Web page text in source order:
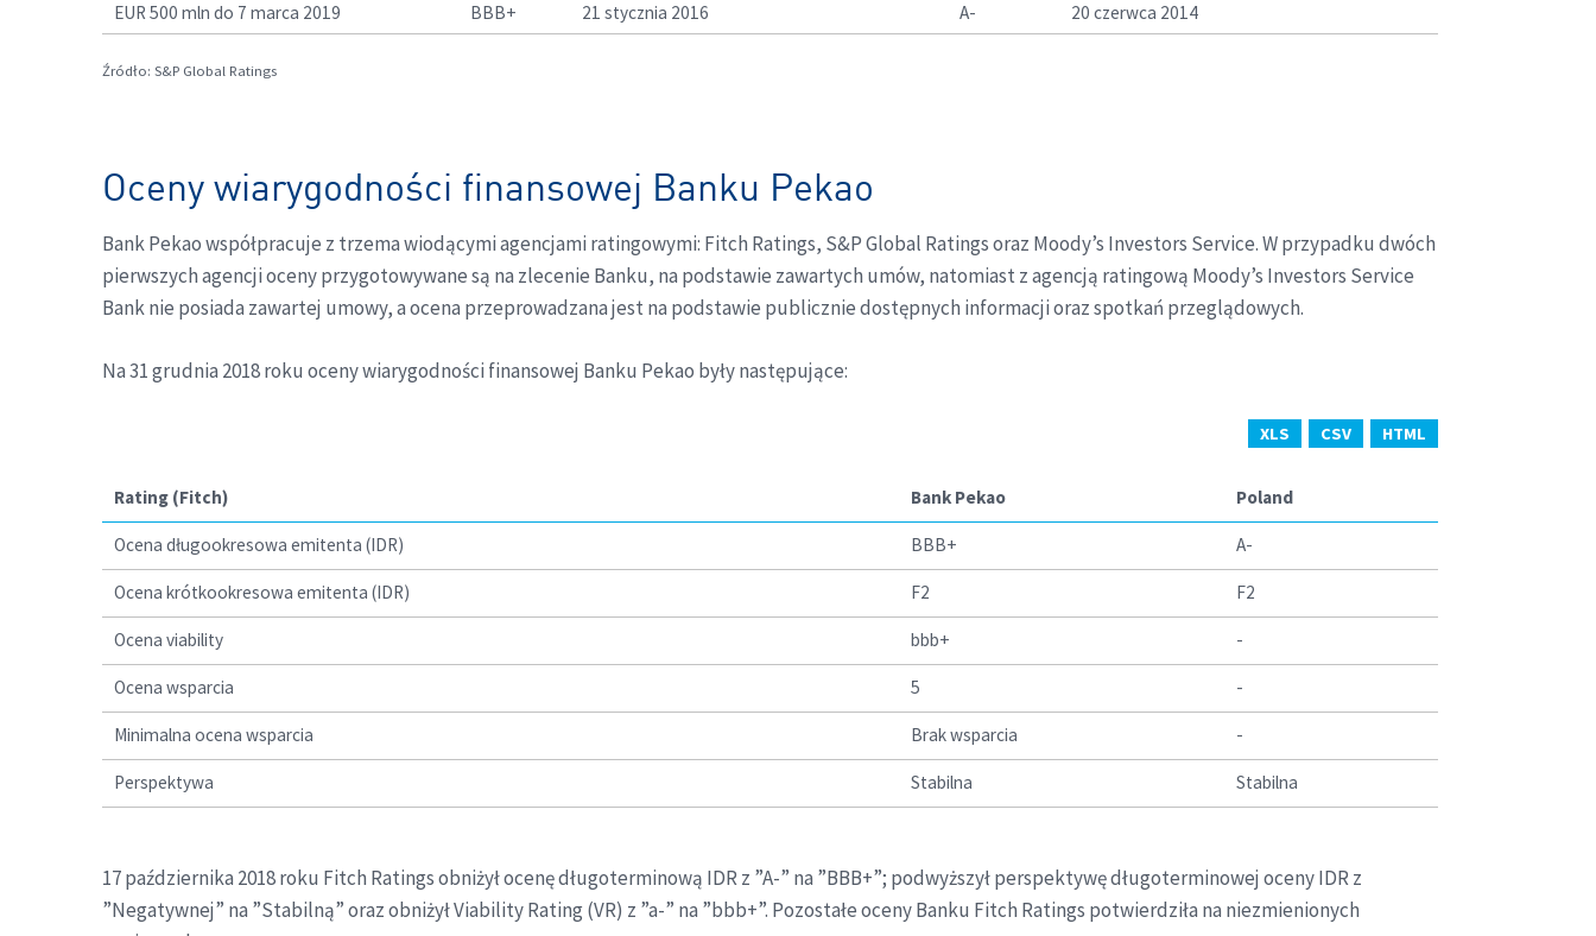
EUR 500 mln do 7 marca 2019
BBB+ 21 stycznia 2016 A- 20 czerwca 2014
Źródło: S&P Global Ratings
Oceny wiarygodności finansowej Banku Pekao
Bank Pekao współpracuje z trzema wiodącymi agencjami ratingowymi: Fitch Ratings, S&P Global Ratings oraz Moody’s Investors Service. W przypadku dwóch
pierwszych agencji oceny przygotowywane są na zlecenie Banku, na podstawie zawartych umów, natomiast z agencją ratingową Moody’s Investors Service
Bank nie posiada zawartej umowy, a ocena przeprowadzana jest na podstawie publicznie dostępnych informacji oraz spotkań przeglądowych.
Na 31 grudnia 2018 roku oceny wiarygodności finansowej Banku Pekao były następujące:
XLS CSV HTML
Rating (Fitch) Bank Pekao Poland
Ocena długookresowa emitenta (IDR) BBB+ A-
Ocena krótkookresowa emitenta (IDR) F2 F2
Ocena viability bbb+ -
Ocena wsparcia 5 -
Minimalna ocena wsparcia Brak wsparcia -
Perspektywa Stabilna Stabilna
17 października 2018 roku Fitch Ratings obniżył ocenę długoterminową IDR z ”A-” na ”BBB+”; podwyższył perspektywę długoterminowej oceny IDR z
”Negatywnej” na ”Stabilną” oraz obniżył Viability Rating (VR) z ”a-” na ”bbb+”. Pozostałe oceny Banku Fitch Ratings potwierdziła na niezmienionych